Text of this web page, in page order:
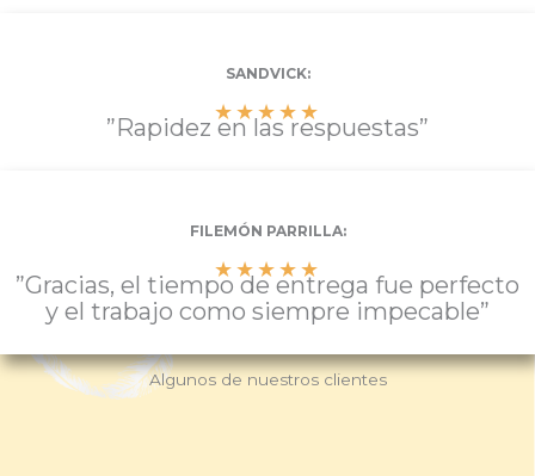
SANDVICK:
★★★★★
”Rapidez en las respuestas”
FILEMÓN PARRILLA:
★★★★★
”Gracias, el tiempo de entrega fue perfecto
y el trabajo como siempre impecable”
Algunos de nuestros clientes